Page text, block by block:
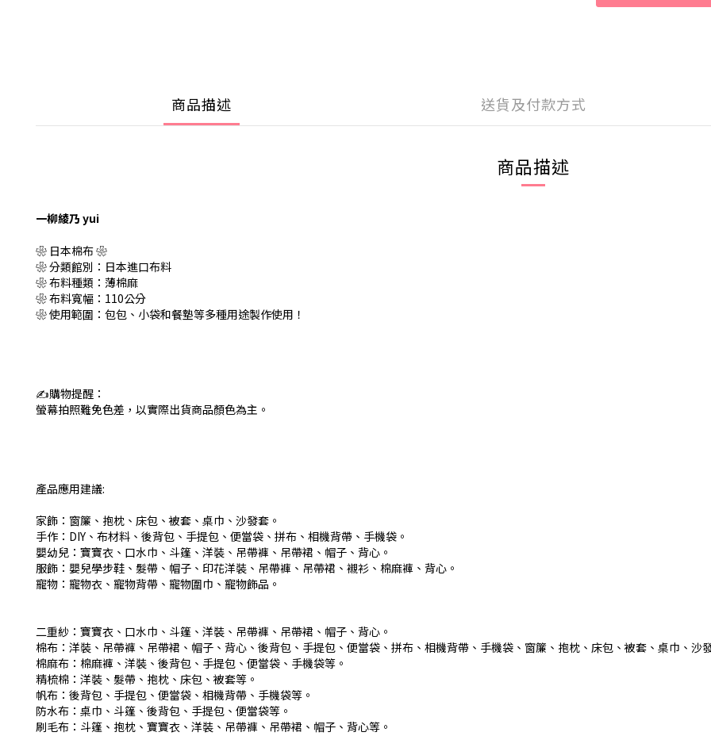
商品描述 送貨及付款方式
商品描述
一柳綾乃 yui
❀ 日本棉布 ❀
❀ 分類館別：日本進口布料
❀ 布料種類：薄棉麻
❀ 布料寬幅：110公分
❀ 使用範圍：包包、小袋和餐墊等多種用途製作使用！
✍️購物提醒：
螢幕拍照難免色差，以實際出貨商品顏色為主。
產品應用建議:
家飾：窗簾、抱枕、床包、被套、桌巾、沙發套。
手作：DIY、布材料、後背包、手提包、便當袋、拼布、相機背帶、手機袋。
嬰幼兒：寶寶衣、口水巾、斗篷、洋裝、吊帶褲、吊帶裙、帽子、背心。
服飾：嬰兒學步鞋、髮帶、帽子、印花洋裝、吊帶褲、吊帶裙、襯衫、棉麻褲、背心。
寵物：寵物衣、寵物背帶、寵物圍巾、寵物飾品。
二重紗：寶寶衣、口水巾、斗篷、洋裝、吊帶褲、吊帶裙、帽子、背心。
棉布：洋裝、吊帶褲、吊帶裙、帽子、背心、後背包、手提包、便當袋、拼布、相機背帶、手機袋、窗簾、抱枕、床包、被套、桌巾、沙
棉麻布：棉麻褲、洋裝、後背包、手提包、便當袋、手機袋等。
精梳棉：洋裝、髮帶、抱枕、床包、被套等。
帆布：後背包、手提包、便當袋、相機背帶、手機袋等。
防水布：桌巾、斗篷、後背包、手提包、便當袋等。
刷毛布：斗篷、抱枕、寶寶衣、洋裝、吊帶褲、吊帶裙、帽子、背心等。